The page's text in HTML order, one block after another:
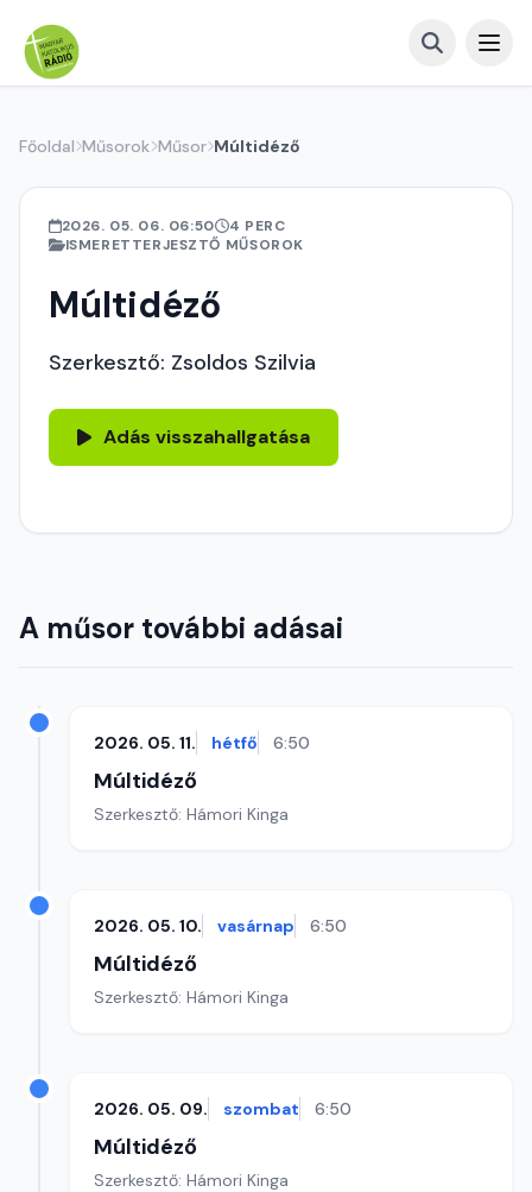
Főoldal Műsorok Műsor Múltidéző
2026. 05. 06. 06:50
4 PERC
ISMERETTERJESZTŐ MŰSOROK
Múltidéző
Szerkesztő: Zsoldos Szilvia
Adás visszahallgatása
A műsor további adásai
2026. 05. 11. hétfő 6:50
Múltidéző
Szerkesztő: Hámori Kinga
2026. 05. 10. vasárnap 6:50
Múltidéző
Szerkesztő: Hámori Kinga
2026. 05. 09. szombat 6:50
Múltidéző
Szerkesztő: Hámori Kinga